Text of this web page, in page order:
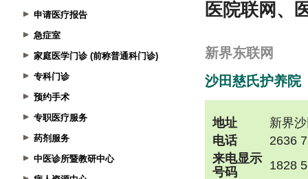
申请医疗报告
急症室
家庭医学门诊 (前称普通科门诊)
专科门诊
预约手术
专职医疗服务
药剂服务
中医诊所暨教研中心